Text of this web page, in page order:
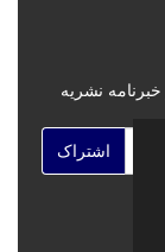
نشریه
اشتراک